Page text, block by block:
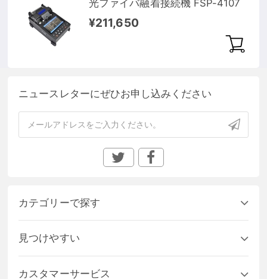
光ファイバ融着接続機 FSP-4107
¥211,650
ニュースレターにぜひお申し込みください
カテゴリーで探す
見つけやすい
カスタマーサービス